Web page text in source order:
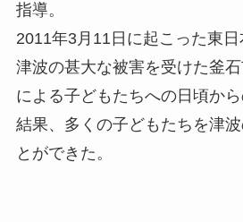
指導。
2011年3月11日に起こった東
津波の甚大な被害を受けた釜
による子どもたちへの日頃か
結果、多くの子どもたちを津
とができた。